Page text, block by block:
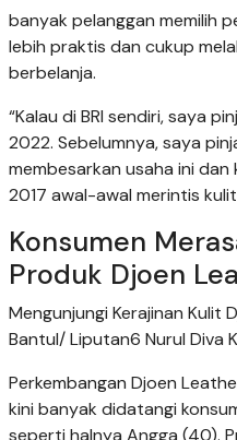
banyak pelanggan memilih
lebih praktis dan cukup
berbelanja.
“Kalau di BRI sendiri, saya
2022. Sebelumnya, saya
membesarkan usaha ini
2017 awal-awal merintis
Konsumen
Produk Djoen
Mengunjungi Kerajinan Kulit
Bantul/ Liputan6 Nurul Diva
Perkembangan Djoen
kini banyak didatangi
seperti halnya Angga (40).